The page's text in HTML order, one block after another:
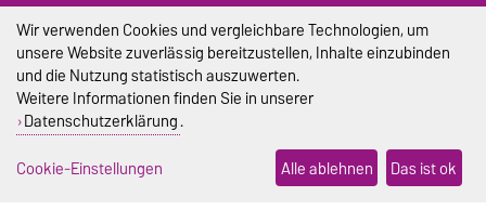
Impressum
Datenschutz
Barrierefreiheit
Cookie-Einstellungen
Wir verwenden Cookies und vergleichbare Technologien, um
unsere Website zuverlässig bereitzustellen, Inhalte einzubinden
und die Nutzung statistisch auszuwerten.
Weitere Informationen finden Sie in unserer
Datenschutzerklärung.
Cookie-Einstellungen
Alle ablehnen Das ist ok